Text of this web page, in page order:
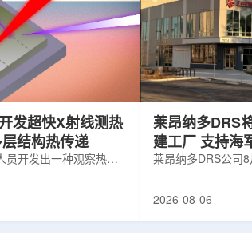
发超快X射线测热
结构热传递
员开发出一种观察热量
续提高，器件过热正成
莱昂纳多DRS
建工厂 支持海
增长
莱昂纳多DRS公司
并为公司在核能领
2026-08-06